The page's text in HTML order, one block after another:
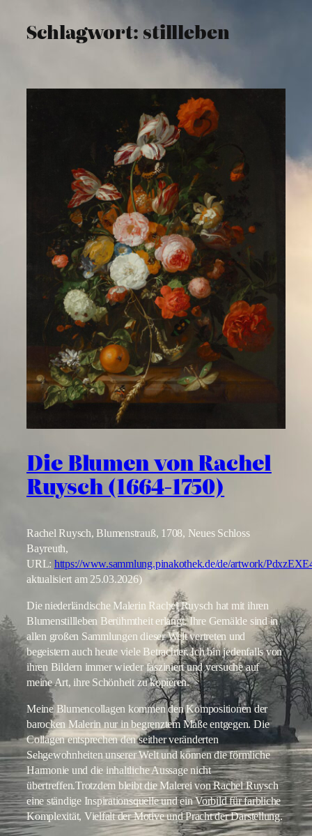
ZumSchlagwort: stillleben
Die Blumen von Rachel
Ruysch (1664-1750)
Rachel Ruysch, Blumenstrauß, 1708, Neues Schloss
Bayreuth,
URL: https://www.sammlung.pinakothek.de/de/artwork/
aktualisiert am 25.03.2026)
Die niederländische Malerin Rachel Ruysch hat mit ihren
Blumenstillleben Berühmtheit erlangt. Ihre Gemälde sind in
allen großen Sammlungen dieser Welt vertreten und
begeistern auch heute viele Betrachter. Ich bin jedenfalls von
ihren Bildern immer wieder fasziniert und versuche auf
meine Art, ihre Schönheit zu kopieren.
Meine Blumencollagen kommen den Kompositionen der
barocken Malerin nur in begrenztem Maße entgegen. Die
Collagen entsprechen den seither veränderten
Sehgewohnheiten unserer Welt und können die förmliche
Harmonie und die inhaltliche Aussage nicht
übertreffen.Trotzdem bleibt die Malerei von Rachel Ruysch
eine ständige Inspirationsquelle und ein Vorbild für farbliche
Komplexität, Vielfalt der Motive und Pracht der Darstellung.